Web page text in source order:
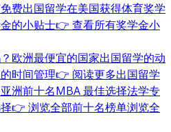
费出国留学在美国获得体育奖学
的小贴士👉 查看所有奖学金小
欧洲最便宜的国家出国留学的动
时间管理👉 阅读更多出国留学
亚洲前十名MBA 最佳选择法学专
👉 浏览全部前十名榜单浏览全